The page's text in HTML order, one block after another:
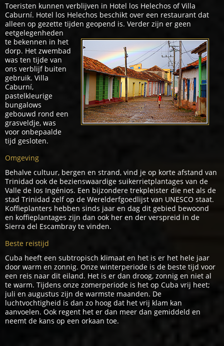
Toeristen kunnen verblijven in Hotel los Helechos of Villa
Caburní. Hotel los Helechos beschikt over een restaurant dat
alleen op gezette tijden geopend is. Verder zijn er geen
eetgelegenheden
te bekennen in het
dorp. Het zwembad
was ten tijde van
ons verblijf buiten
gebruik. Villa
Caburní,
pastelkleurige
bungalows
gebouwd rond een
grasveldje, was
voor onbepaalde
tijd gesloten.
Omgeving
Behalve cultuur, bergen en strand, vind je op korte afstand van
Trinidad ook de bezienswaardige suikerrietplantages van de
Valle de los Ingénios. Een bijzondere trekpleister die net als de
stad Trinidad zelf op de Werelderfgoedlijst van UNESCO staat.
Koffieplanters hebben sinds jaar en dag dit gebied bewoond
en koffieplantages zijn dan ook her en der verspreid in de
Sierra del Escambray te vinden.
Beste reistijd
Cuba heeft een subtropisch klimaat en het is er het hele jaar
door warm en zonnig. Onze winterperiode is de beste tijd voor
een reis naar dit eiland. Het is er dan droog, zonnig en niet al
te warm. Tijdens onze zomerperiode is het op Cuba vrij heet;
juli en augustus zijn de warmste maanden. De
luchtvochtigheid is dan zo hoog dat het vrij klam kan
aanvoelen. Ook regent het er dan meer dan gemiddeld en
neemt de kans op een orkaan toe.